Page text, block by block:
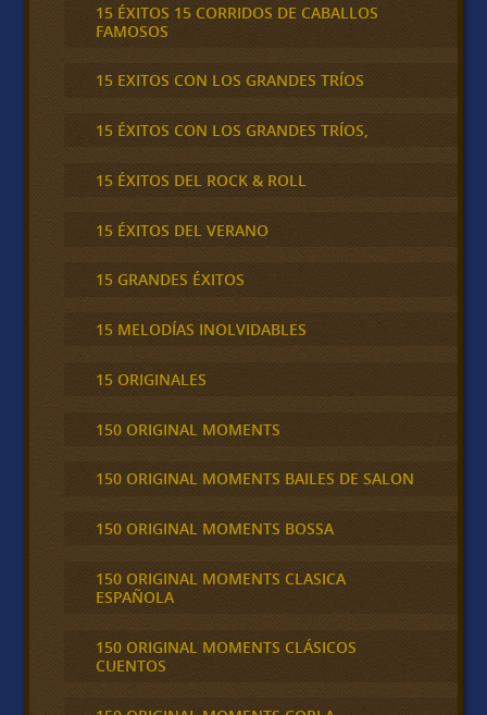
15 ÉXITOS 15 CORRIDOS DE CABALLOS
FAMOSOS
15 EXITOS CON LOS GRANDES TRÍOS
15 ÉXITOS CON LOS GRANDES TRÍOS,
15 ÉXITOS DEL ROCK & ROLL
15 ÉXITOS DEL VERANO
15 GRANDES ÉXITOS
15 MELODÍAS INOLVIDABLES
15 ORIGINALES
150 ORIGINAL MOMENTS
150 ORIGINAL MOMENTS BAILES DE SALON
150 ORIGINAL MOMENTS BOSSA
150 ORIGINAL MOMENTS CLASICA
ESPAÑOLA
150 ORIGINAL MOMENTS CLÁSICOS
CUENTOS